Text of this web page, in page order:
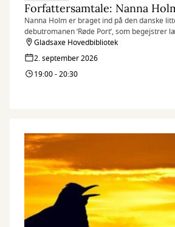
Nanna Holm er braget ind på den danske
debutromanen ’Røde Port’, som begejstrer
Nu kan du møde hende, når hun tager os med
ind i fritidskollektivet af samme navn, som
for en stærk fortælling om voksnes forliste
betaler af prisen.
Gladsaxe Hovedbibliotek
2. september 2026
19:00 - 20:30